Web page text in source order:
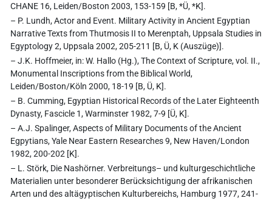
CHANE 16, Leiden/Boston 2003, 153-159 [B, *Ü, *K].
– P. Lundh, Actor and Event. Military Activity in Ancient Egyptian
Narrative Texts from Thutmosis II to Merenptah, Uppsala Studies in
Egyptology 2, Uppsala 2002, 205-211 [B, Ü, K (Auszüge)].
– J.K. Hoffmeier, in: W. Hallo (Hg.), The Context of Scripture, vol. II.,
Monumental Inscriptions from the Biblical World,
Leiden/Boston/Köln 2000, 18-19 [B, Ü, K].
– B. Cumming, Egyptian Historical Records of the Later Eighteenth
Dynasty, Fascicle 1, Warminster 1982, 7-9 [Ü, K].
– A.J. Spalinger, Aspects of Military Documents of the Ancient
Egpytians, Yale Near Eastern Researches 9, New Haven/London
1982, 200-202 [K].
– L. Störk, Die Nashörner. Verbreitungs– und kulturgeschichtliche
Materialien unter besonderer Berücksichtigung der afrikanischen
Arten und des altägyptischen Kulturbereichs, Hamburg 1977, 241-